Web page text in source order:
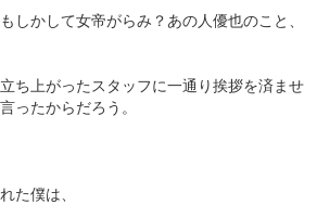
かして女帝がらみ？あの人優也のこと、
ち上がったスタッフに一通り挨拶を済ませ
ったからだろう。
た僕は、